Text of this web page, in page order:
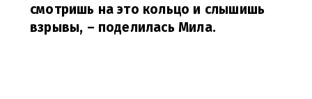
смотришь на это кольцо и слышишь
взрывы, – поделилась Мила.